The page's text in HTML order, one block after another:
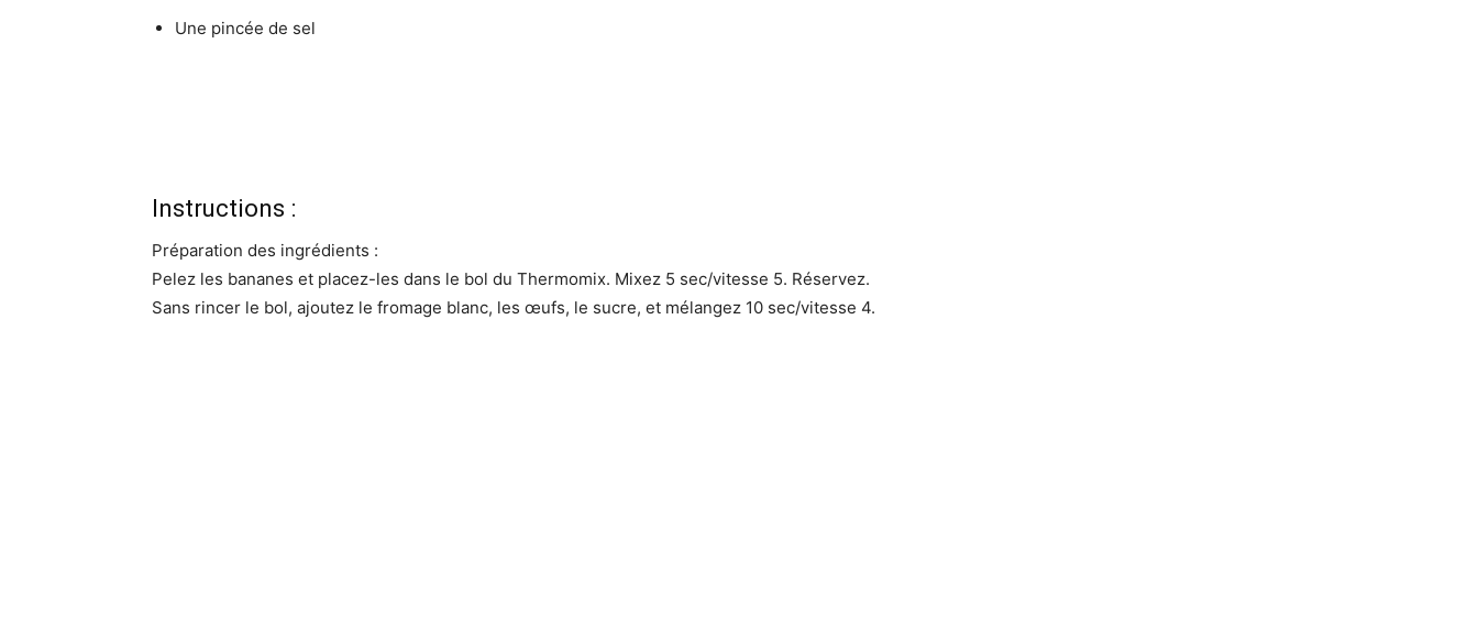
Une pincée de sel
Instructions :
Préparation des ingrédients :
Pelez les bananes et placez-les dans le bol du Thermomix. Mixez 5 sec/vitesse 5. Réservez.
Sans rincer le bol, ajoutez le fromage blanc, les œufs, le sucre, et mélangez 10 sec/vitesse 4.